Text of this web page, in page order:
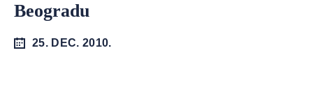
Beogradu
25. DEC. 2010.